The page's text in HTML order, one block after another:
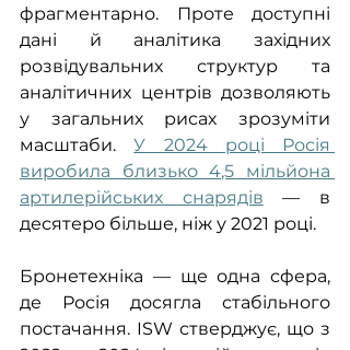
фрагментарно. Проте доступні
дані й аналітика західних
розвідувальних структур та
аналітичних центрів дозволяють
у загальних рисах зрозуміти
масштаби. У 2024 році Росія
виробила близько 4,5 мільйона
артилерійських снарядів — в
десятеро більше, ніж у 2021 році.
Бронетехніка — ще одна сфера,
де Росія досягла стабільного
постачання. ISW стверджує, що з